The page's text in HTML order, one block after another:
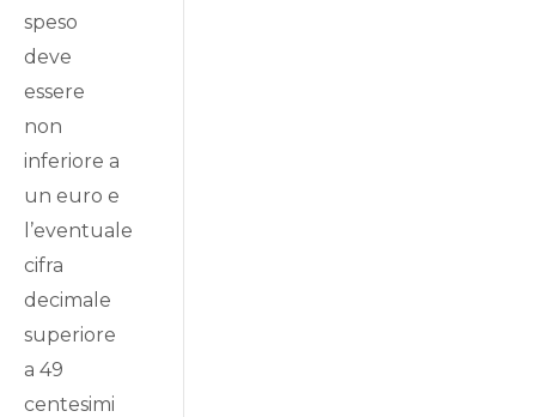
speso
deve
essere
non
inferiore a
un euro e
l’eventuale
cifra
decimale
superiore
a 49
centesimi